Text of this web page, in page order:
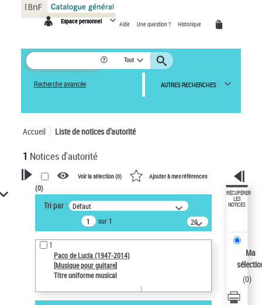
Espace personnel Aide Une question ? Historique
Tout
Recherche avancée AUTRES RECHERCHES
Accueil Liste de notices d’autorité
1 Notices d'autorité
VOTRE RECHERCHE
Recherche avancée dans les
notices d’autorité
Œuvres liées à l'auteur :
Paco de Lucía (1947-2014)
Statut de la notice d’autorité
Voir la sélection (0) Ajouter à mes références
(0)
Tri par : Défaut
sur 1
20
résultats/page
1
Paco de Lucía (1947-2014)
[Musique pour guitare]
Titre uniforme musical
RÉCUPÉRER
LES
NOTICES
Ma
(0)
Panneau de gestion des cookies